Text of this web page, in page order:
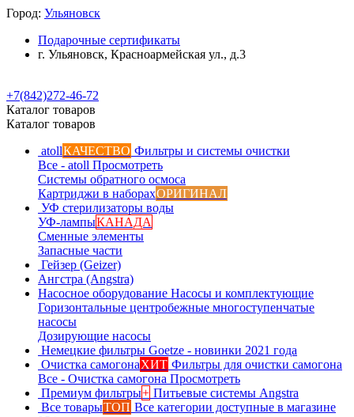
Город: Ульяновск
Подарочные сертификаты
г. Ульяновск, Красноармейская ул., д.3
+7(842)272-46-72
Каталог товаров
Каталог товаров
atollКАЧЕСТВО Фильтры и системы очистки
Все - atoll Просмотреть
Системы обратного осмоса
Картриджи в наборахОРИГИНАЛ
УФ стерилизаторы воды
УФ-лампыКАНАДА
Сменные элементы
Запасные части
Гейзер (Geizer)
Ангстра (Angstra)
Насосное оборудование Насосы и комплектующие
Горизонтальные центробежные многоступенчатые
насосы
Дозирующие насосы
Немецкие фильтры Goetze - новинки 2021 года
Очистка самогонаХИТ Фильтры для очистки самогона
Все - Очистка самогона Просмотреть
Премиум фильтры+ Питьевые системы Angstra
Все товарыТОП Все категории доступные в магазине